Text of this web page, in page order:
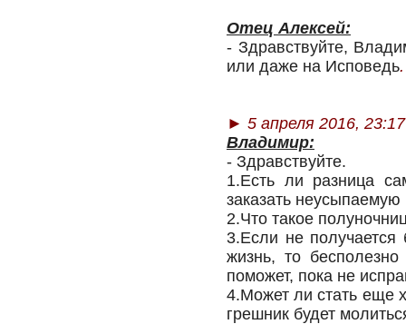
Отец Алексей:
- Здравствуйте,
или даже на Исповедь.
► 5 апреля 2016, 23:17
Владимир:
- Здравствуйте.
1.Есть ли разница
заказать
2.Что такое
3.Если не
жизнь, то
поможет, пока не
4.Может ли стать еще
грешник будет